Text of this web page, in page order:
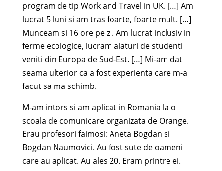
program de tip Work and Travel in UK. […] Am
lucrat 5 luni si am tras foarte, foarte mult. […]
Munceam si 16 ore pe zi. Am lucrat inclusiv in
ferme ecologice, lucram alaturi de studenti
veniti din Europa de Sud-Est. […] Mi-am dat
seama ulterior ca a fost experienta care m-a
facut sa ma schimb.
M-am intors si am aplicat in Romania la o
scoala de comunicare organizata de Orange.
Erau profesori faimosi: Aneta Bogdan si
Bogdan Naumovici. Au fost sute de oameni
care au aplicat. Au ales 20. Eram printre ei.